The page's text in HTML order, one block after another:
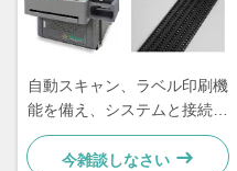
自動スキャン、ラベル印刷機
能を備え、システムと接続さ
れたX線部品カウンター
今雑談しなさい